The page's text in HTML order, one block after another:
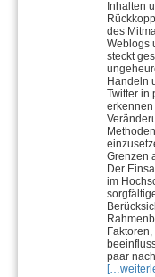
Inhalten
des
Weblogs
steckt
Handeln
Twitter in
erkennen
Grenzen
Der
im
paar